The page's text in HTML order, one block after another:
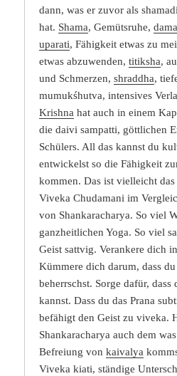
dann, was er zuvor als
hat. Shama, Gemütsruhe,dama
uparati, Fähigkeit etwas zu
etwas abzuwenden,titiksha,
und Schmerzen,shraddha,
mumukśhutva, intensives
Krishna hat auch in einem
die daivi sampatti, göttlichen
Schülers. All das kannst du
entwickelst so die Fähigkeit
kommen. Das ist vielleicht
Viveka Chudamani im
von Shankaracharya. So viel
ganzheitlichen Yoga. So viel
Geist sattvig. Verankere dich
Kümmere dich darum, dass
beherrschst. Sorge dafür,
kannst. Dass du das Prana
befähigt den Geist zu viveka.
Shankaracharya auch dem
Befreiung vonkaivalya
Viveka kiati, ständige